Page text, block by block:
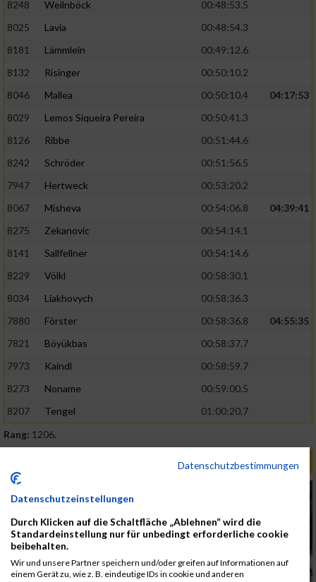
8248
Weilnböck
00:48:53.5
8025
Lavia
00:48:54.3
8181
Lämmlein
00:49:12.6
8132
Risinger
00:50:10.2
8046
Mallea 00:50:10.4
04:17:53
8029
Lemos Siqueira Pereira
00:50:41.3
8126
Ribbe
00:51:44.6
8242
Schröder
00:51:56.5
7947
Hertweck
00:53:20.2
8067
Misheva 00:54:06.8
04:39:41
8275
Zekanovic
00:54:14.1
8141
Sallfellner
00:54:14.6
8229
Völkl
00:58:30.1
8034
Liakhovych
00:58:36.3
7880
Förster 00:58:36.8
04:55:35
7821
Böyükbas
00:58:37.7
7973
Kaindl
00:58:59.7
8273
Noname
00:59:00.5
8207
Tengel
01:00:20.7
Rang: 1206.
ALBUM B2RUN MÜNCHEN / 15.07.2026Datenschutzbestimmungen
Datenschutzeinstellungen
Durch Klicken auf die Schaltfläche „Ablehnen“ wird die
Standardeinstellung nur für unbedingt erforderliche cookie
beibehalten.
Wir und unsere Partner speichern und/oder greifen auf Informationen auf
einem Gerät zu, wie z. B. eindeutige IDs in cookie und anderen